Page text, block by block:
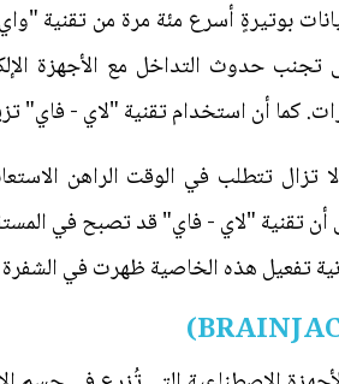
بوتيرةٍ أسرع مئة مرة من تقنية
تجنب حدوث التداخل مع الأجهزة
كما أن استخدام تقنية "لاي - فاي"
تزال تتطلب في الوقت الراهن
أن تقنية "لاي - فاي" قد تصبح في
تفعيل هذه الخاصية ظهرت في